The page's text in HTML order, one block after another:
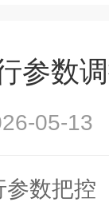
参数
05-
数把控